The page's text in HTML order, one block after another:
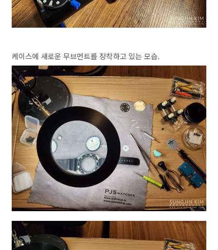
케이스에 새로운 무브먼트를 장착하고 있는 모습.